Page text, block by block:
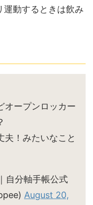
運動するときは飲み
オープンロッカー
夫！みたいなこと
自分軸手帳公式
August 20,